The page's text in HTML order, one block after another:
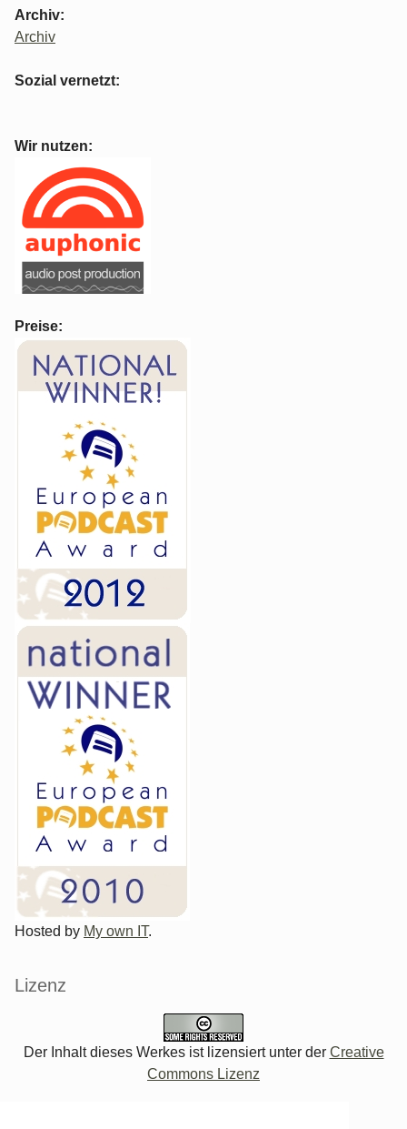
Archiv:
Archiv
Sozial vernetzt:
Wir nutzen:
Preise:
Hosted by My own IT.
Lizenz
Der Inhalt dieses Werkes ist lizensiert unter der Creative
Commons Lizenz